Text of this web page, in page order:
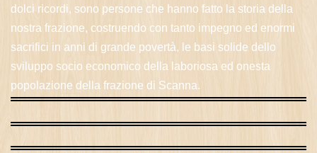
dolci ricordi, sono persone che hanno fatto la storia della
nostra frazione, costruendo con tanto impegno ed enormi
sacrifici in anni di grande povertà, le basi solide dello
sviluppo socio economico della laboriosa ed onesta
popolazione della frazione di Scanna.